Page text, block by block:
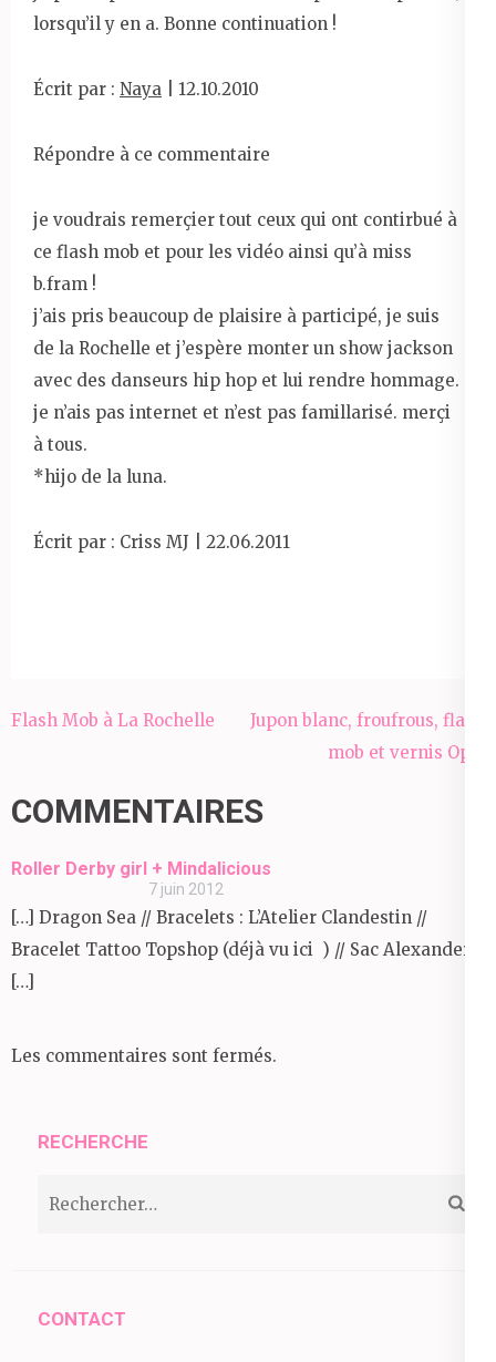
lorsqu’il y en a. Bonne continuation !
Écrit par : Naya | 12.10.2010
Répondre à ce commentaire
je voudrais remerçier tout ceux qui ont contirbué à
ce flash mob et pour les vidéo ainsi qu’à miss
b.fram !
j’ais pris beaucoup de plaisire à participé, je suis
de la Rochelle et j’espère monter un show jackson
avec des danseurs hip hop et lui rendre hommage.
je n’ais pas internet et n’est pas famillarisé. merçi
à tous.
*hijo de la luna.
Écrit par : Criss MJ | 22.06.2011
Navigation
Flash Mob à La Rochelle
Jupon blanc, froufrous, flash
mob et vernis Opi !
COMMENTAIRES
Roller Derby girl + Mindalicious
7 juin 2012
[…] Dragon Sea // Bracelets : L’Atelier Clandestin //
Bracelet Tattoo Topshop (déjà vu ici ) // Sac Alexander
[…]
Les commentaires sont fermés.
RECHERCHE
CONTACT